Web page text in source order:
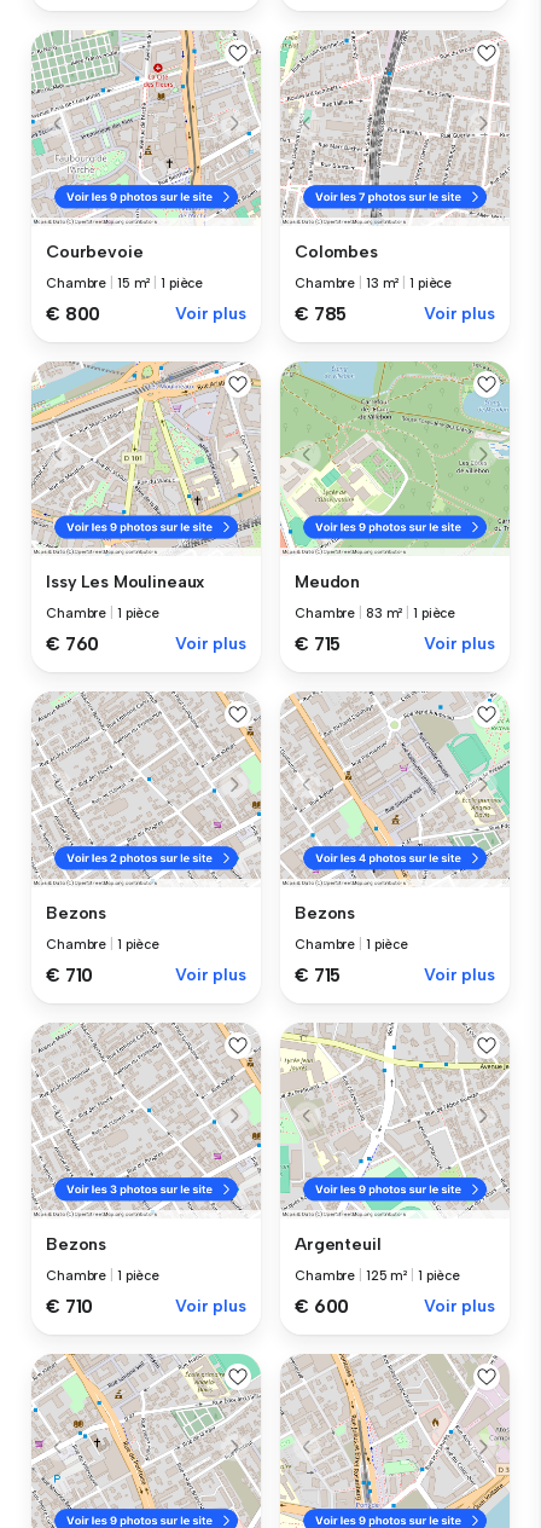
Courbevoie
Chambre 15 m² |1 pièce
€ 800 Voir plus
Colombes
Chambre 13 m² |1 pièce
€ 785 Voir plus
Issy Les Moulineaux
Chambre 1 pièce
€ 760 Voir plus
Meudon
Chambre 83 m² |1 pièce
€ 715 Voir plus
Bezons
Chambre 1 pièce
€ 710 Voir plus
Bezons
Chambre 1 pièce
€ 715 Voir plus
Bezons
Chambre 1 pièce
€ 710 Voir plus
Argenteuil
Chambre 125 m² 1 pièce
€ 600 Voir plus